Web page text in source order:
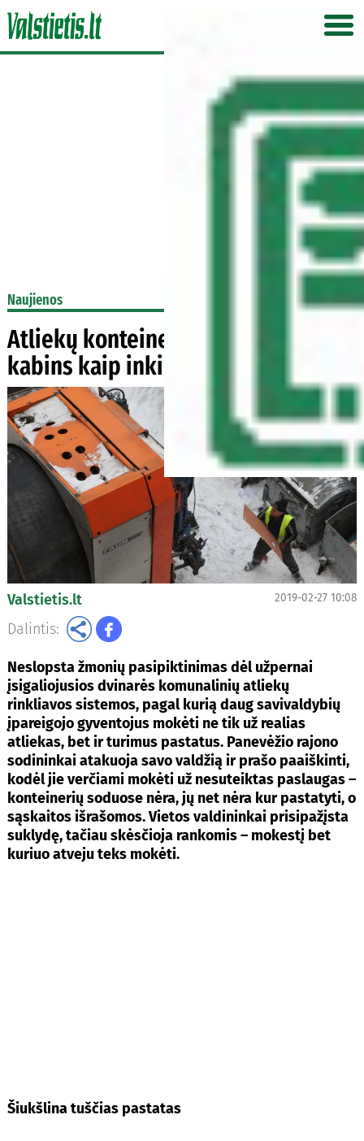
Naujienos
Atliekų konteinerius soduose
kabins kaip inkilus?
Valstietis.lt 2019-02-27 10:08
Dalintis:
Neslopsta žmonių pasipiktinimas dėl užpernai
įsigaliojusios dvinarės komunalinių atliekų
rinkliavos sistemos, pagal kurią daug savivaldybių
įpareigojo gyventojus mokėti ne tik už realias
atliekas, bet ir turimus pastatus. Panevėžio rajono
sodininkai atakuoja savo valdžią ir prašo paaiškinti,
kodėl jie verčiami mokėti už nesuteiktas paslaugas –
konteinerių soduose nėra, jų net nėra kur pastatyti, o
sąskaitos išrašomos. Vietos valdininkai prisipažįsta
suklydę, tačiau skėsčioja rankomis – mokestį bet
kuriuo atveju teks mokėti.
Šiukšlina tuščias pastatas